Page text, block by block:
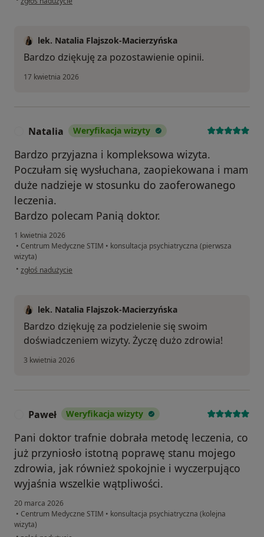
lek. Natalia Flajszok-Macierzyńska
Bardzo dziękuję za pozostawienie opinii.
17 kwietnia 2026
Natalia Weryfikacja wizyty
Bardzo przyjazna i kompleksowa wizyta.
Poczułam się wysłuchana, zaopiekowana i mam
duże nadzieje w stosunku do zaoferowanego
leczenia.
Bardzo polecam Panią doktor.
1 kwietnia 2026
• Centrum Medyczne STIM • konsultacja psychiatryczna (pierwsza
wizyta)
• w opinii użytkownika Natalia
zgłoś nadużycie
lek. Natalia Flajszok-Macierzyńska
Bardzo dziękuję za podzielenie się swoim
doświadczeniem wizyty. Życzę dużo zdrowia!
3 kwietnia 2026
Paweł Weryfikacja wizyty
Pani doktor trafnie dobrała metodę leczenia, co
już przyniosło istotną poprawę stanu mojego
zdrowia, jak również spokojnie i wyczerpująco
wyjaśnia wszelkie wątpliwości.
20 marca 2026
• Centrum Medyczne STIM • konsultacja psychiatryczna (kolejna
wizyta)
w opinii użytkownika Paweł